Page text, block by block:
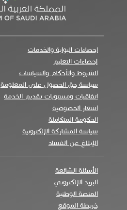
احصاءات البوابة والخدمات
إحصاءات التعليم
الشروط والأحكام والسياسات
سياسة حق الحصول على المعلومة
اتفاقيات ومستويات تقديم الخدمة
اشعار الخصوصية
الحكومة المتكاملة
سياسة المشاركة الإلكترونية
الإبلاغ عن الفساد
الأسئلة الشائعة
البريد الإلكتروني
المنصة الوطنية
خريطة الموقع